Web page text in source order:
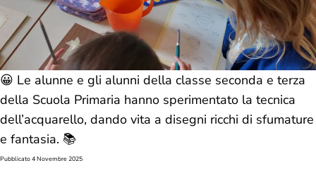
😀 Le alunne e gli alunni della classe seconda e terza
della Scuola Primaria hanno sperimentato la tecnica
dell’acquarello, dando vita a disegni ricchi di sfumature
e fantasia. 📚
Pubblicato4 Novembre 2025